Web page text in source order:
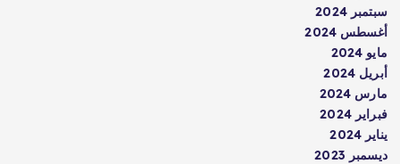
سبتمبر 2024
أغسطس 2024
مايو 2024
أبريل 2024
مارس 2024
فبراير 2024
يناير 2024
ديسمبر 2023